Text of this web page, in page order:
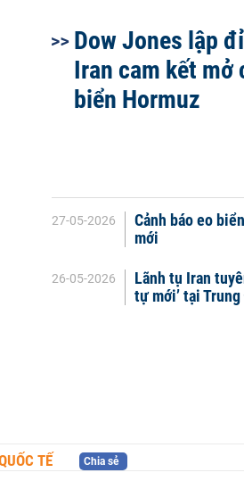
Dow Jones lập
Iran cam kết mở
biển Hormuz
27-05-2026
Cảnh báo eo
mới
26-05-2026
Lãnh tụ Iran
tự mới’ tại
TẾ Chia sẻ